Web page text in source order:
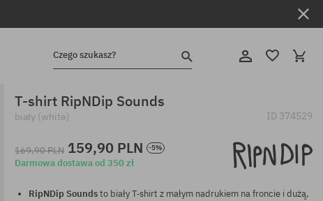
Czego szukasz?
T-shirt RipNDip Sounds
biały (white) ID 374529
169,90 PLN 159,90 PLN -5%
Darmowa dostawa od 350 zł
RipNDip Soundsto biały T‑shirt z małym nadrukiem na froncie i dużą,